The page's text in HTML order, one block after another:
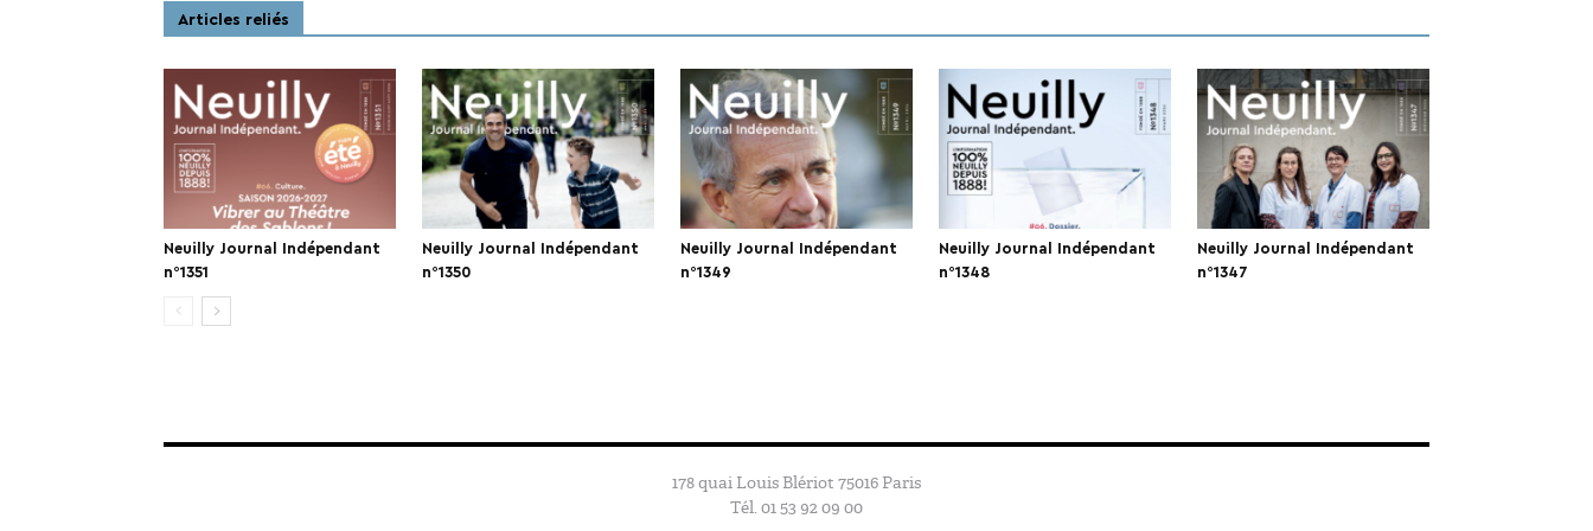
Articles reliés
Neuilly Journal Indépendant
n°1351
Neuilly Journal Indépendant
n°1350
Neuilly Journal Indépendant
n°1349
Neuilly Journal Indépendant
n°1348
Neuilly Journal Indépendant
n°1347
178 quai Louis Blériot 75016 Paris
Tél. 01 53 92 09 00